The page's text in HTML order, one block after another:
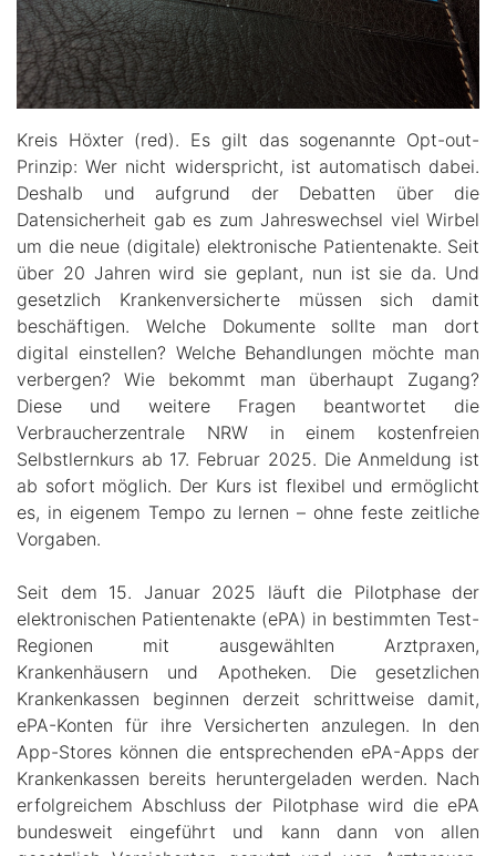
Kreis Höxter (red). Es gilt das sogenannte Opt-out-
Prinzip: Wer nicht widerspricht, ist automatisch dabei.
Deshalb und aufgrund der Debatten über die
Datensicherheit gab es zum Jahreswechsel viel Wirbel
um die neue (digitale) elektronische Patientenakte. Seit
über 20 Jahren wird sie geplant, nun ist sie da. Und
gesetzlich Krankenversicherte müssen sich damit
beschäftigen. Welche Dokumente sollte man dort
digital einstellen? Welche Behandlungen möchte man
verbergen? Wie bekommt man überhaupt Zugang?
Diese und weitere Fragen beantwortet die
Verbraucherzentrale NRW in einem kostenfreien
Selbstlernkurs ab 17. Februar 2025. Die Anmeldung ist
ab sofort möglich. Der Kurs ist flexibel und ermöglicht
es, in eigenem Tempo zu lernen – ohne feste zeitliche
Vorgaben.
Seit dem 15. Januar 2025 läuft die Pilotphase der
elektronischen Patientenakte (ePA) in bestimmten Test-
Regionen mit ausgewählten Arztpraxen,
Krankenhäusern und Apotheken. Die gesetzlichen
Krankenkassen beginnen derzeit schrittweise damit,
ePA-Konten für ihre Versicherten anzulegen. In den
App-Stores können die entsprechenden ePA-Apps der
Krankenkassen bereits heruntergeladen werden. Nach
erfolgreichem Abschluss der Pilotphase wird die ePA
bundesweit eingeführt und kann dann von allen